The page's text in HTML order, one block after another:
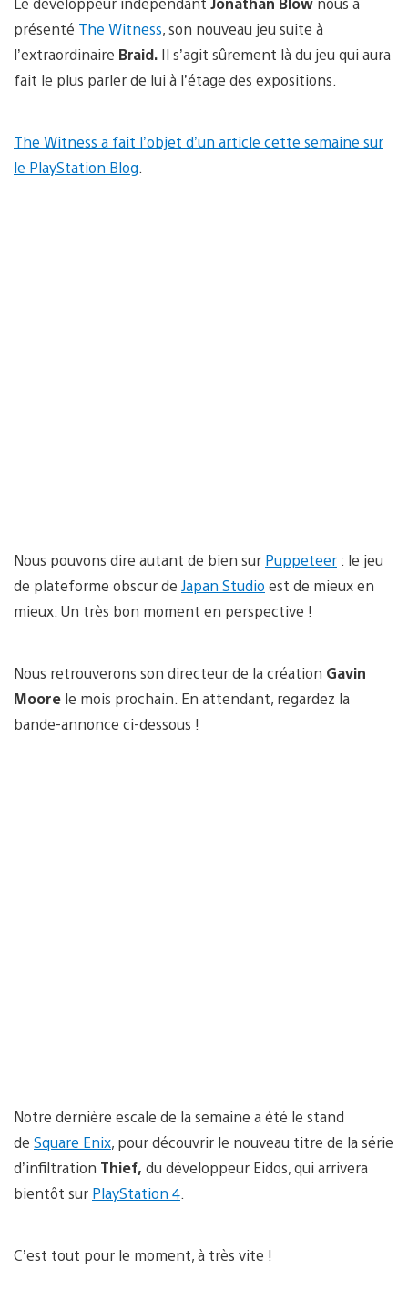
présenté The Witness, son nouveau jeu suite à
l’extraordinaire Braid. Il s’agit sûrement là du jeu qui aura
fait le plus parler de lui à l’étage des expositions.
The Witness a fait l’objet d’un article cette semaine sur
le PlayStation Blog
Nous pouvons dire autant de bien sur Puppeteer : le jeu
de plateforme obscur de Japan Studio est de mieux en
mieux. Un très bon moment en perspective !
Nous retrouverons son directeur de la création Gavin
Moore le mois prochain. En attendant, regardez la
bande-annonce ci-dessous !
Notre dernière escale de la semaine a été le stand
de Square Enix, pour découvrir le nouveau titre de la série
d’infiltration Thief, du développeur Eidos, qui arrivera
bientôt sur PlayStation 4
C’est tout pour le moment, à très vite !